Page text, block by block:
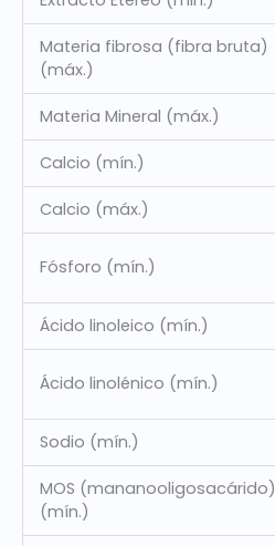
Materia fibrosa (fibra bruta)
(máx.)
Materia Mineral (máx.)
Calcio (mín.)
Calcio (máx.)
Fósforo (mín.)
Ácido linoleico (mín.)
Ácido linolénico (mín.)
Sodio (mín.)
MOS (mananooligosacárido)
(mín.)